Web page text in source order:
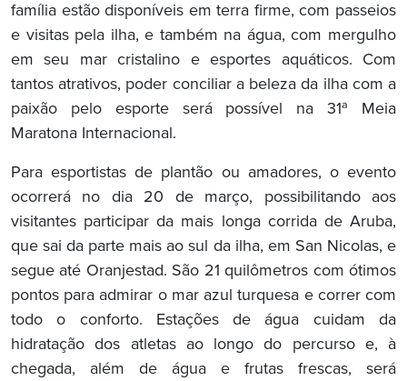
família estão disponíveis em terra firme, com passeios
e visitas pela ilha, e também na água, com mergulho
em seu mar cristalino e esportes aquáticos. Com
tantos atrativos, poder conciliar a beleza da ilha com a
paixão pelo esporte será possível na 31ª Meia
Maratona Internacional.
Para esportistas de plantão ou amadores, o evento
ocorrerá no dia 20 de março, possibilitando aos
visitantes participar da mais longa corrida de Aruba,
que sai da parte mais ao sul da ilha, em San Nicolas, e
segue até Oranjestad. São 21 quilômetros com ótimos
pontos para admirar o mar azul turquesa e correr com
todo o conforto. Estações de água cuidam da
hidratação dos atletas ao longo do percurso e, à
chegada, além de água e frutas frescas, será